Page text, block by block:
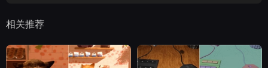
相关推荐